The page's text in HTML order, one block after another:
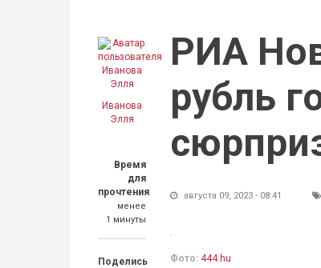
Иванова
Элля
Время
для
прочтения
менее
1 минуты
Поделись
РИА
рубль
августа 09, 2023 - 08:41
Фото: 444.hu